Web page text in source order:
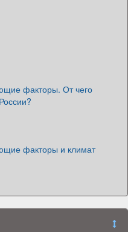
факторы. От чего
факторы и климат